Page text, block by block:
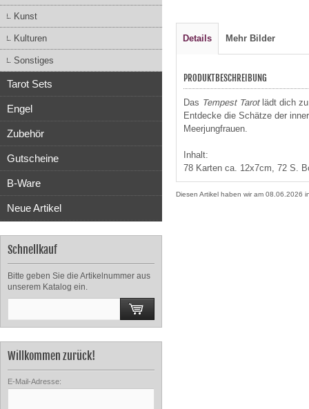
Kunst
Kulturen
Sonstiges
Tarot Sets
Engel
Zubehör
Gutscheine
B-Ware
Neue Artikel
Schnellkauf
Bitte geben Sie die Artikelnummer aus
unserem Katalog ein.
Willkommen zurück!
E-Mail-Adresse:
Details Mehr Bilder
PRODUKTBESCHREIBUNG
Das Tempest Tarotlädt dich zu
Entdecke die Schätze der
Meerjungfrauen.
Inhalt:
78 Karten ca. 12x7cm, 72 S.
Diesen Artikel haben wir am 08.06.2026